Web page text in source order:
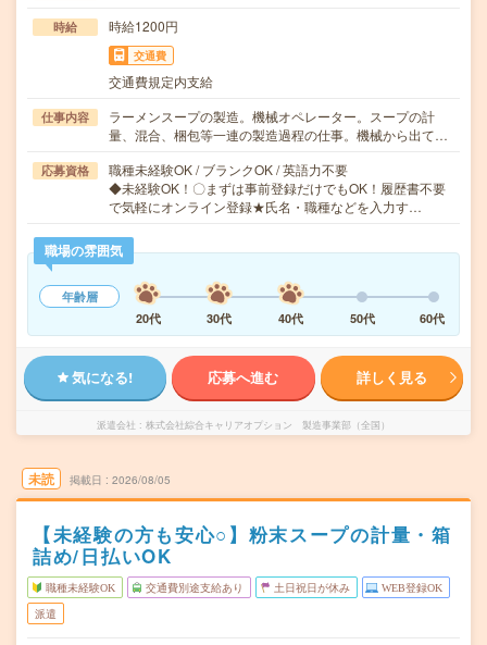
時給 時給1200円
交通費
交通費規定内支給
仕事内容
ラーメンスープの製造。機械オペレーター。スープの計
量、混合、梱包等一連の製造過程の仕事。機械から出て…
応募資格
職種未経験OK / ブランクOK / 英語力不要
◆未経験OK！〇まずは事前登録だけでもOK！履歴書不要
で気軽にオンライン登録★氏名・職種などを入力す…
職場の雰囲気
年齢層
20代
30代 40代 50代 60代
気になる! 応募へ進む 詳しく見る
派遣会社 株式会社綜合キャリアオプション 製造事業部（全国）
未読 掲載日 2026/08/05
【未経験の方も安心○】粉末スープの計量・箱
詰め/日払いOK
職種未経験OK 交通費別途支給あり 土日祝日が休み WEB登録OK
派遣